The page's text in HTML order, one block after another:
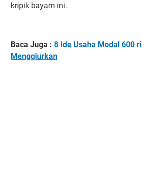
kripik bayam ini.
Baca Juga : 8 Ide Usaha Modal 600
Menggiurkan